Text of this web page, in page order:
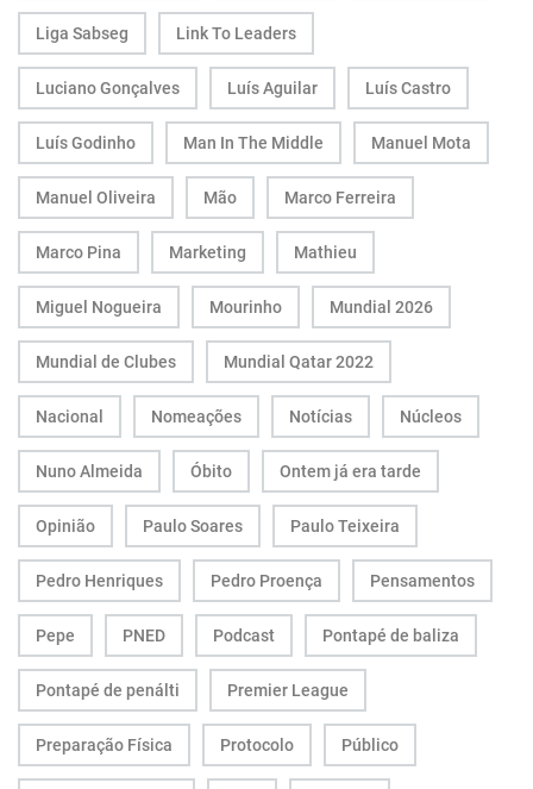
Liga Sabseg Link To Leaders
Luciano Gonçalves Luís Aguilar Luís Castro
Luís Godinho Man In The Middle Manuel Mota
Manuel Oliveira Mão Marco Ferreira
Marco Pina Marketing Mathieu
Miguel Nogueira Mourinho Mundial 2026
Mundial de Clubes Mundial Qatar 2022
Nacional Nomeações Notícias Núcleos
Nuno Almeida Óbito Ontem já era tarde
Opinião Paulo Soares Paulo Teixeira
Pedro Henriques Pedro Proença Pensamentos
Pepe PNED Podcast Pontapé de baliza
Pontapé de penálti Premier League
Preparação Física Protocolo Público